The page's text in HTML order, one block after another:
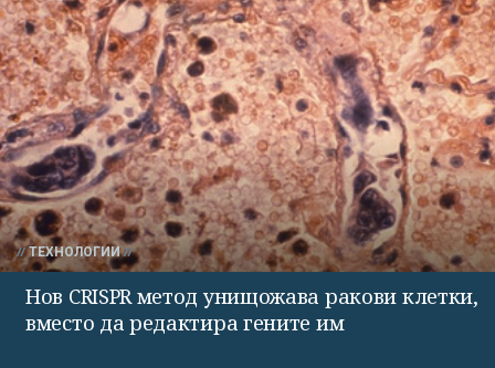
ТЕХНОЛОГИИ
Нов CRISPR метод унищожава ракови клетки,
вместо да редактира гените им